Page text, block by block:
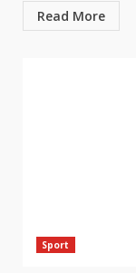
Read More
Sport